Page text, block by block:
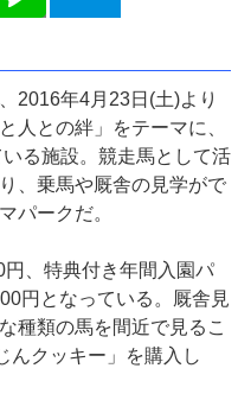
2016年4月23日(土)より
人との絆」をテーマに、
る施設。競走馬として活
、乗馬や厩舎の見学がで
パークだ。
、特典付き年間入園パ
円となっている。厩舎見
種類の馬を間近で見るこ
んクッキー」を購入し